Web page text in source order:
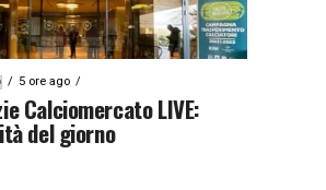
5 ore ago
Calciomercato LIVE:
del giorno